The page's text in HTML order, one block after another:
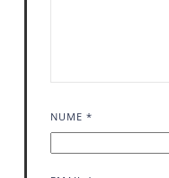
NUME *